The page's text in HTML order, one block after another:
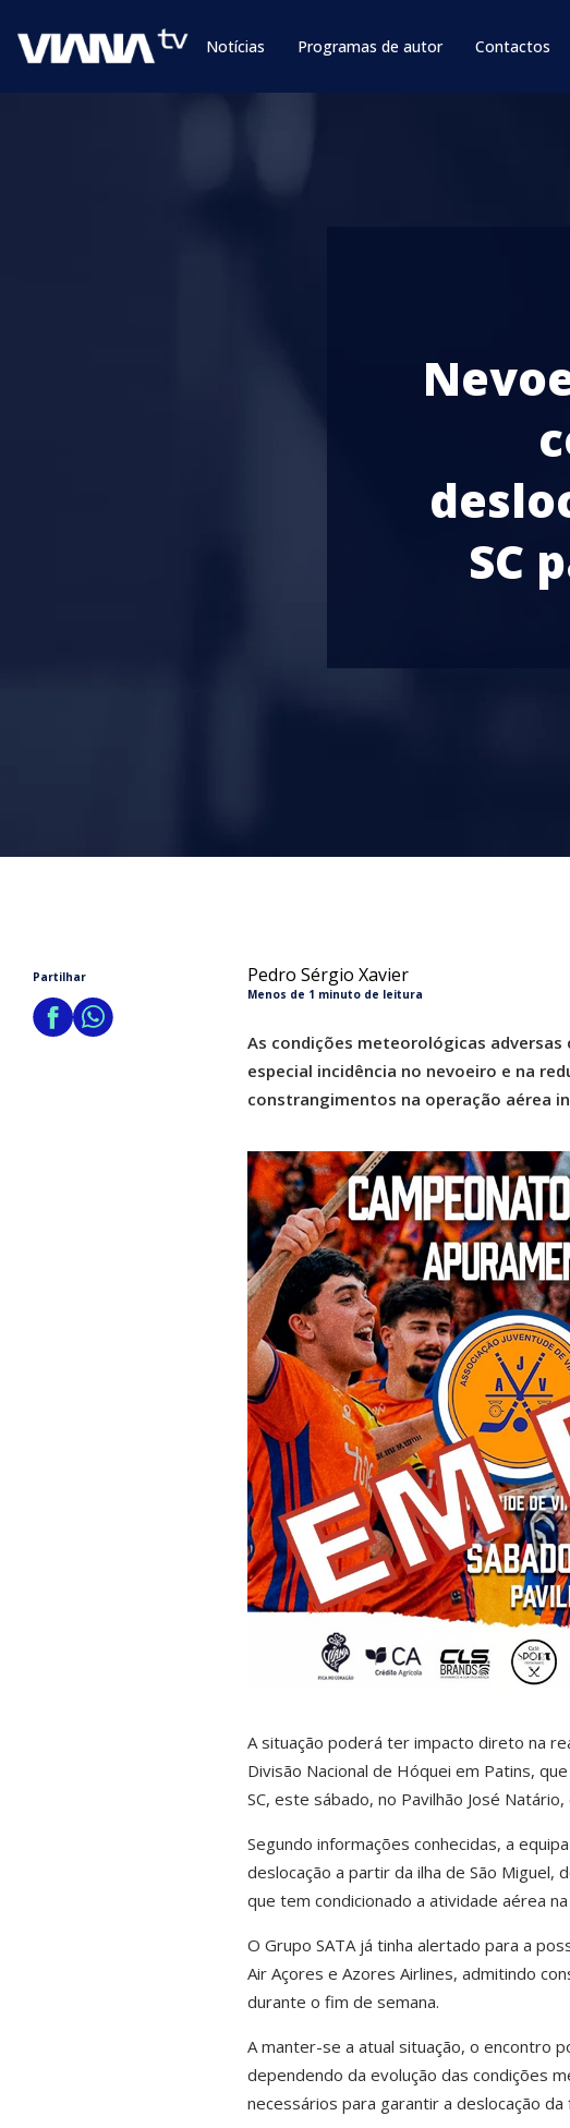
Notícias Programas de autor Contactos
SC
Partilhar Pedro Sérgio Xavier
Menos de 1 minuto de leitura
As condições meteorológicas
especial incidência no nevoeiro e na
constrangimentos na operação aérea
A situação poderá ter impacto direto na
Divisão Nacional de Hóquei em Patins,
SC, este sábado, no Pavilhão José Natário,
Segundo informações conhecidas, a
deslocação a partir da ilha de São
que tem condicionado a atividade aérea
O Grupo SATA já tinha alertado para a
Air Açores e Azores Airlines, admitindo
durante o fim de semana.
A manter-se a atual situação, o encontro
dependendo da evolução das condições
necessários para garantir a deslocação da